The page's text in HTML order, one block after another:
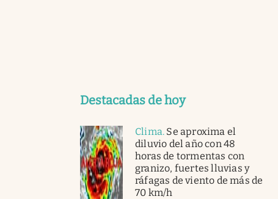
Destacadas de hoy
Clima. Se aproxima el
diluvio del año con 48
horas de tormentas con
granizo, fuertes lluvias y
ráfagas de viento de más de
70 km/h